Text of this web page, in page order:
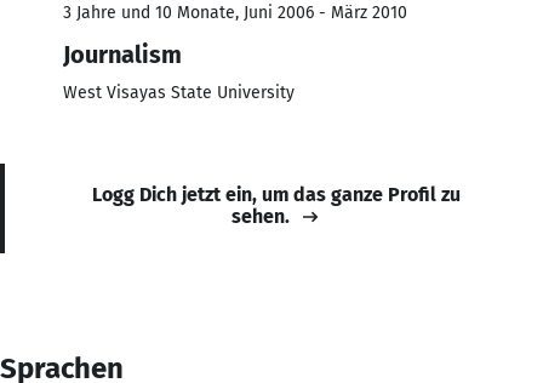
3 Jahre und 10 Monate, Juni 2006 - März 2010
Journalism
West Visayas State University
Logg Dich jetzt ein, um das ganze Profil zu
sehen.
Sprachen